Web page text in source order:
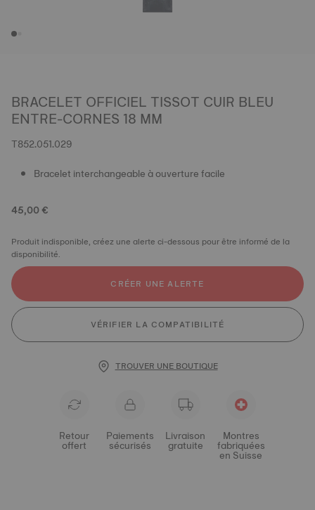
BRACELET OFFICIEL TISSOT CUIR BLEU
ENTRE-CORNES 18 MM
T852.051.029
Bracelet interchangeable à ouverture facile
45,00 €
Produit indisponible, créez une alerte ci-dessous pour être informé de la
disponibilité.
CRÉER UNE ALERTE
VÉRIFIER LA COMPATIBILITÉ
TROUVER UNE BOUTIQUE
Retour
offert
Paiements
sécurisés
Livraison
gratuite
Montres
fabriquées
en Suisse